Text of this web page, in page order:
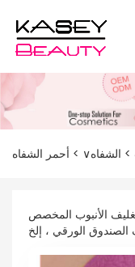
> الشفاه∨ > أحمر الشفاه
الأنبوب المخصص